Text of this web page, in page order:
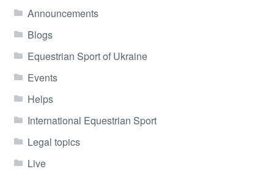
Announcements
Blogs
Equestrian Sport of Ukraine
Events
Helps
International Equestrian Sport
Legal topics
Live